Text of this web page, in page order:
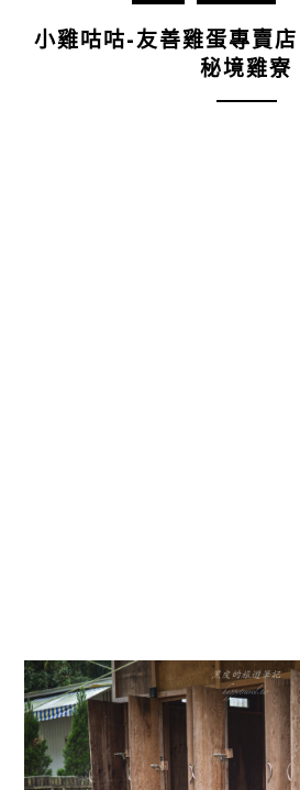
小雞咕咕-友善雞蛋專賣
秘境雞寮